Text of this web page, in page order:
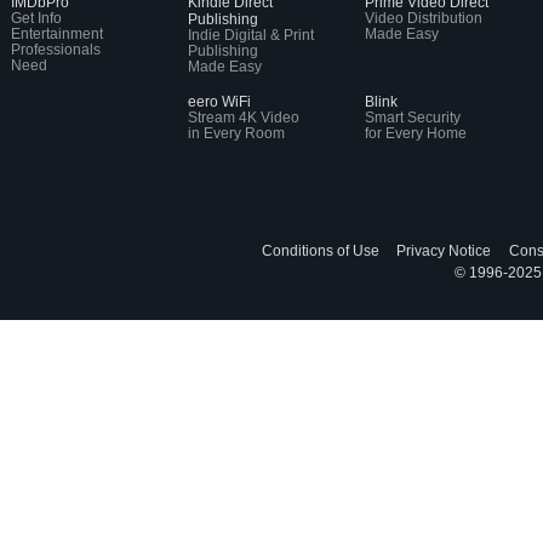
Get Info
Entertainment
Professionals
Need
Publishing
Indie Digital & Print
Publishing
Made Easy
Video Distribution
Made Easy
eero WiFi
Stream 4K Video
in Every Room
Blink
Smart Security
for Every Home
Conditions of Use Privacy Notice
© 1996-